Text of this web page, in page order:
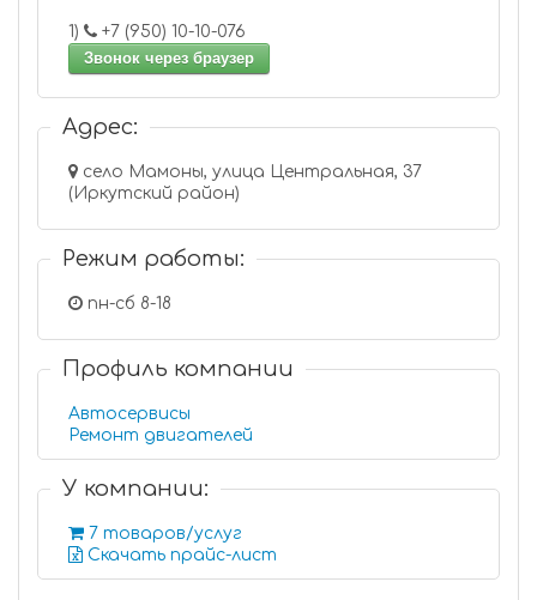
1)
+7 (950) 10-10-076
Звонок через браузер
Адрес:
село Мамоны, улица Центральная, 37
(Иркутский район)
Режим работы:
пн-сб 8-18
Профиль компании
Автосервисы
Ремонт двигателей
У компании:
7 товаров/услуг
Скачать прайс-лист